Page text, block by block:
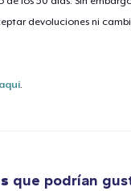
devoluciones ni
aquí.
que podrían